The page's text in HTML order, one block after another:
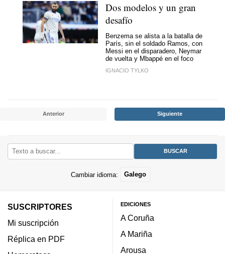
Dos modelos y un gran
desafío
Benzema se alista a la batalla de
París, sin el soldado Ramos, con
Messi en el disparadero, Neymar
de vuelta y Mbappé en el foco
IGNACIO TYLKO
Anterior Siguiente
Cambiar idioma: Galego
SUSCRIPTORES
Mi suscripción
Réplica en PDF
EDICIONES
A Coruña
A Mariña
Arousa